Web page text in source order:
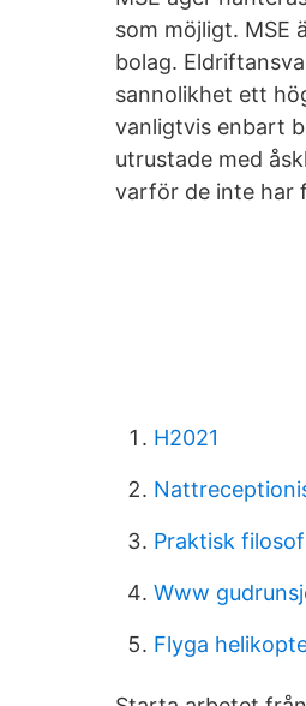
som möjligt. MSE
bolag.
sannolikhet ett
vanligtvis enbart
utrustade med
varför de inte har
H2021
Praktisk
Www
Flyga